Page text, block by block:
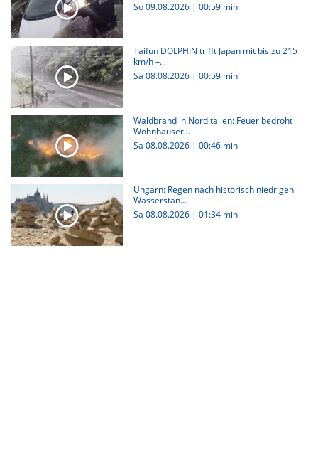
So 09.08.2026 | 00:59 min
Taifun DOLPHIN trifft Japan mit bis zu 215
km/h –...
Sa 08.08.2026 | 00:59 min
Waldbrand in Norditalien: Feuer bedroht
Wohnhäuser...
Sa 08.08.2026 | 00:46 min
Ungarn: Regen nach historisch niedrigen
Wasserstän...
Sa 08.08.2026 | 01:34 min